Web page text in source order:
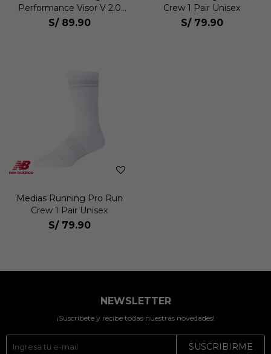
Performance Visor V 2.0
Unisex
S/ 89.90
Crew 1 Pair Unisex
S/ 79.90
Medias Running Pro Run
Crew 1 Pair Unisex
S/ 79.90
NEWSLETTER
¡Suscríbete y recibe todas nuestras novedades!
SUSCRIBIRME